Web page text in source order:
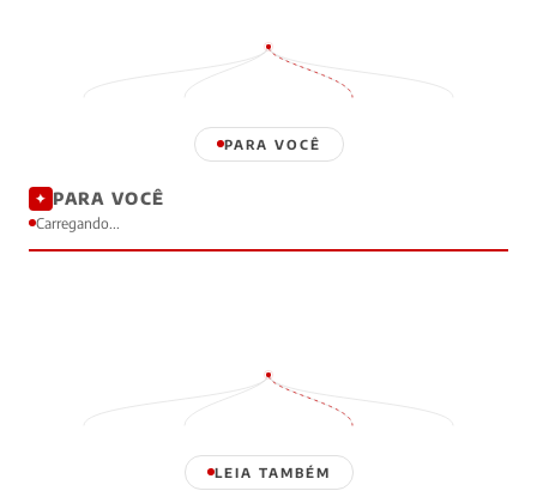
PARA VOCÊ
✦ PARA VOCÊ
Carregando...
LEIA TAMBÉM